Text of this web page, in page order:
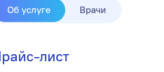
Об услуге Врачи
лист